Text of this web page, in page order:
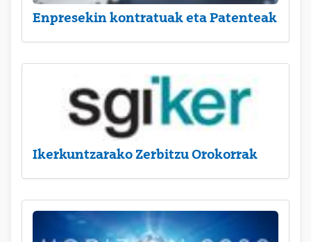
Enpresekin kontratuak eta Patenteak
Ikerkuntzarako Zerbitzu Orokorrak